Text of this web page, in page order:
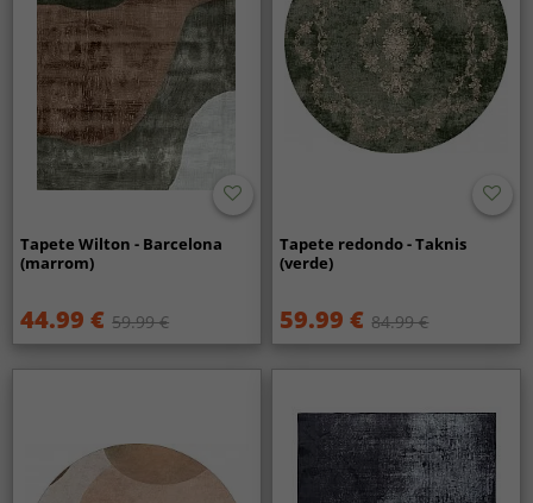
Tapete Wilton - Barcelona
(marrom)
44.99 € 59.99 €
Tapete redondo - Taknis
(verde)
59.99 € 84.99 €